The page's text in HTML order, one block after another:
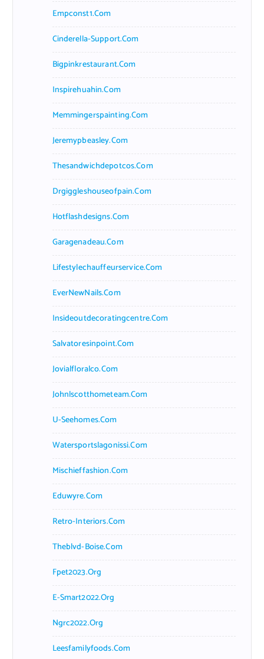
Empconst1.com
Cinderella-Support.com
Bigpinkrestaurant.com
Inspirehuahin.com
Memmingerspainting.com
Jeremypbeasley.com
Thesandwichdepotcos.com
Drgiggleshouseofpain.com
Hotflashdesigns.com
Garagenadeau.com
Lifestylechauffeurservice.com
EverNewNails.com
Insideoutdecoratingcentre.com
Salvatoresinpoint.com
Jovialfloralco.com
Johnlscotthometeam.com
U-Seehomes.com
Watersportslagonissi.com
Mischieffashion.com
Eduwyre.com
Retro-Interiors.com
Theblvd-Boise.com
Fpet2023.org
E-Smart2022.org
Ngrc2022.org
Leesfamilyfoods.com